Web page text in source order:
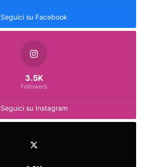
Seguici su Facebook
Seguici su Instagram
3.5K
Followers